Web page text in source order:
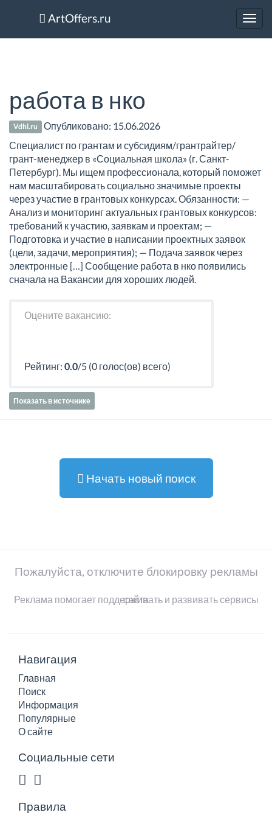
ArtOffers.ru
работа в нко
Vdhl.ru Опубликовано: 15.06.2026
Специалист по грантам и субсидиям/грантрайтер/
грант-менеджер в «Социальная школа» (г. Санкт-
Петербург). Мы ищем профессионала, который поможет
нам масштабировать социально значимые проекты
через участие в грантовых конкурсах. Обязанности: —
Анализ и мониторинг актуальных грантовых конкурсов:
требований к участию, заявкам и проектам; —
Подготовка и участие в написании проектных заявок
(цели, задачи, мероприятия); — Подача заявок через
электронные […] Сообщение работа в нко появились
сначала на Вакансии для хороших людей.
Оцените вакансию:
Рейтинг: 0.0/5 (0 голос(ов) всего)
Показать в источнике
Начать новый поиск
Пожалуйста, отключите блокировку рекламы
Реклама помогает поддерживать и развивать сервисы сайта
Навигация
Главная
Поиск
Информация
Популярные
О сайте
Социальные сети
Правила